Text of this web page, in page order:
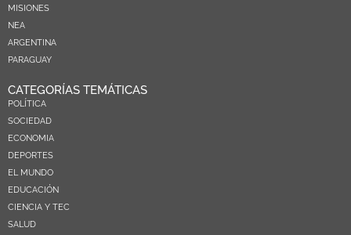
MISIONES
NEA
ARGENTINA
PARAGUAY
CATEGORÍAS TEMÁTICAS
POLÍTICA
SOCIEDAD
ECONOMIA
DEPORTES
EL MUNDO
EDUCACIÓN
CIENCIA Y TEC
SALUD